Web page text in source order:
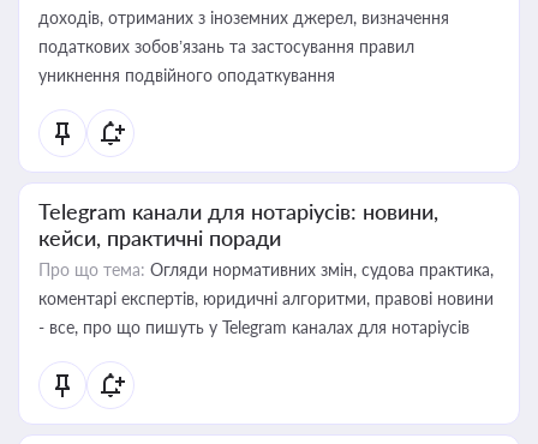
доходів, отриманих з іноземних джерел, визначення
податкових зобов’язань та застосування правил
уникнення подвійного оподаткування
Telegram канали для нотаріусів: новини,
кейси, практичні поради
Про що тема: Огляди нормативних змін, судова практика,
коментарі експертів, юридичні алгоритми, правові новини
- все, про що пишуть у Telegram каналах для нотаріусів